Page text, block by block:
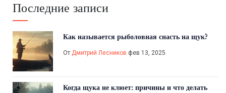
Последние записи
Как называется рыболовная снасть на щук?
От Дмитрий Лесников фев 13, 2025
Когда щука не клюет: причины и что делать